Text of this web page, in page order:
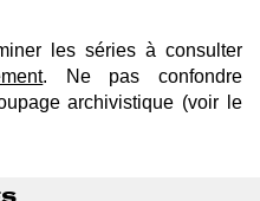
les séries à consulter
. Ne pas confondre
archivistique (voir le